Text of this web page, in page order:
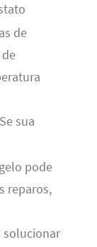
de
sua
pode
reparos,